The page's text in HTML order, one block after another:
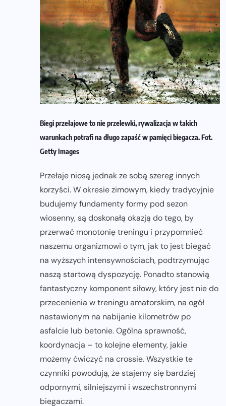
Biegi przełajowe to nie przelewki, rywalizacja w takich
warunkach potrafi na długo zapaść w pamięci biegacza. Fot.
Getty Images
Przełaje niosą jednak ze sobą szereg innych
korzyści. W okresie zimowym, kiedy tradycyjnie
budujemy fundamenty formy pod sezon
wiosenny, są doskonałą okazją do tego, by
przerwać monotonię treningu i przypomnieć
naszemu organizmowi o tym, jak to jest biegać
na wyższych intensywnościach, podtrzymując
naszą startową dyspozycję. Ponadto stanowią
fantastyczny komponent siłowy, który jest nie do
przecenienia w treningu amatorskim, na ogół
nastawionym na nabijanie kilometrów po
asfalcie lub betonie. Ogólna sprawność,
koordynacja – to kolejne elementy, jakie
możemy ćwiczyć na crossie. Wszystkie te
czynniki powodują, że stajemy się bardziej
odpornymi, silniejszymi i wszechstronnymi
biegaczami.